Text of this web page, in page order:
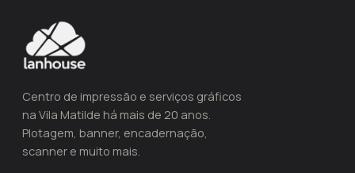
Centro de impressão e serviços gráficos
na Vila Matilde há mais de 20 anos.
Plotagem, banner, encadernação,
scanner e muito mais.